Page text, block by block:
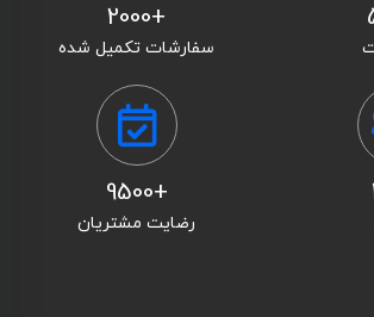
+2000
سفارشات تکمیل شده
+9500
رضایت مشتریان